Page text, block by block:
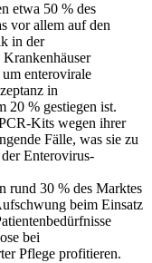
etwa 50 % des
vor allem auf den
in der
enterovirale
in
20 % gestiegen ist.
Kits wegen ihrer
Fälle, was sie zu
Enterovirus-
rund 30 % des Marktes
beim Einsatz
bei
Pflege profitieren.